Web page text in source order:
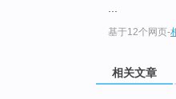
基于12个网页-
相关文章